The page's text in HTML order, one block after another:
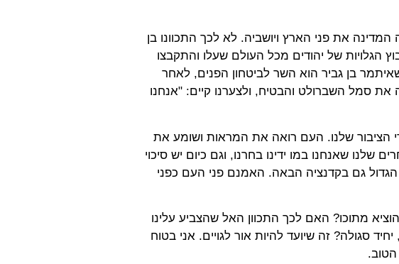
את פני הארץ ויושביה. לא לכך התכוונו בן
הגלויות של יהודים מכל העולם שעלו והתקבצו
בן גביר הוא השר לביטחון הפנים, לאחר
סמל השברולט והבטיח, ולצערנו קיים: "אנחנו
הציבור שלנו. העם רואה את המראות ושומע את
שלנו שאנחנו במו ידינו בחרנו, וגם כיום יש סיכוי
גם בקדנציה הבאה. האמנם פני העם כפני
מתוכו? האם לכך התכוון האל שהצביע עלינו
סגולה? זה שיועד להיות אור לגויים. אני בטוח